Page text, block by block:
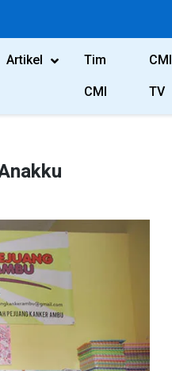
Artikel Tim
CMI
CMI
TV